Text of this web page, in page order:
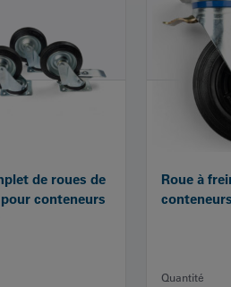
de roues de
conteneurs
Roue à
Quantité